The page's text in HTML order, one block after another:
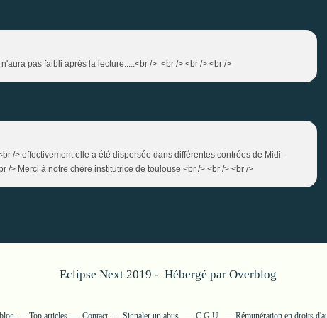
pas faibli après la lecture.....<br /> <br /> <br /> <br />
/> effectivement elle a été dispersée dans différentes contrées de Midi-
/> Merci à notre chère institutrice de toulouse <br /> <br /> <br />
Eclipse Next 2019 - Hébergé par Overblog
Top articles Contact Signaler un abus C.G.U. Rémunération en droits